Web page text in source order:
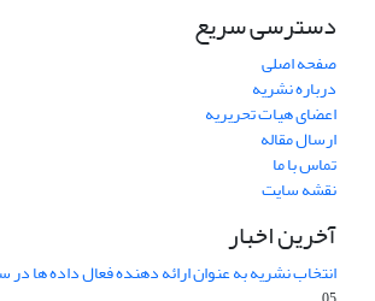
دسترسی سریع
صفحه اصلی
درباره نشریه
اعضای هیات تحریریه
ارسال مقاله
تماس با ما
نقشه سایت
آخرین اخبار
انتخاب نشریه به عنوان ارائه دهنده فعال داده ها در سال